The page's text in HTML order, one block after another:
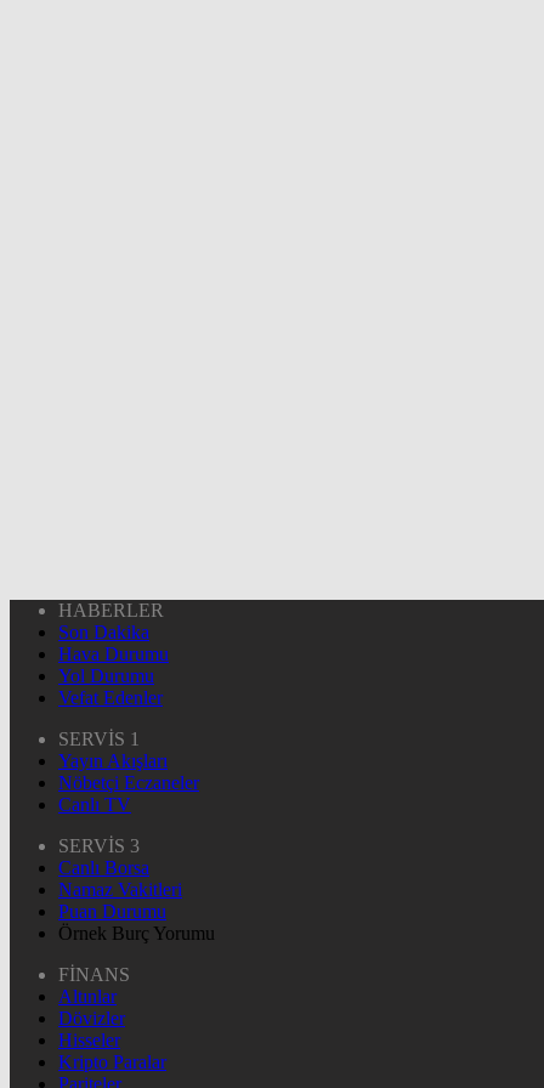
HABERLER
Son Dakika
Hava Durumu
Yol Durumu
Vefat Edenler
SERVİS 1
Yayın Akışları
Nöbetçi Eczaneler
Canlı TV
SERVİS 3
Canlı Borsa
Namaz Vakitleri
Puan Durumu
Örnek Burç Yorumu
FİNANS
Altınlar
Dövizler
Hisseler
Kripto Paralar
Pariteler